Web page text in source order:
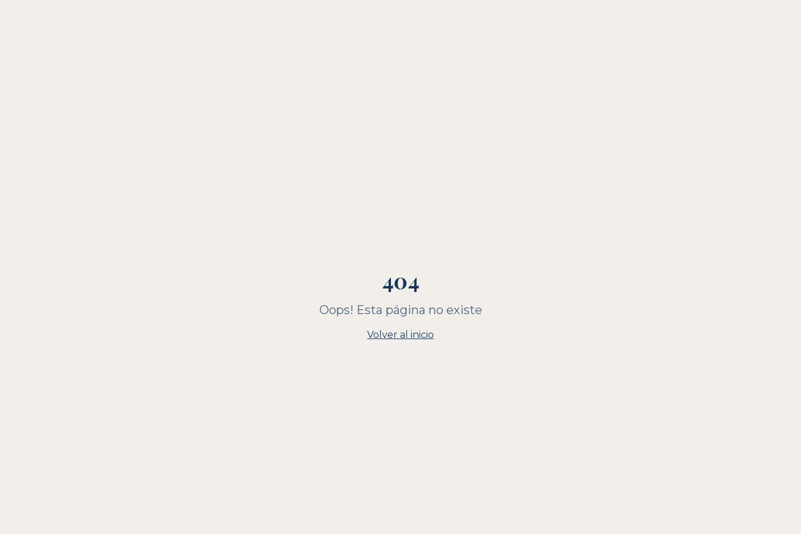
404
Oops! Esta página no existe
Volver al inicio